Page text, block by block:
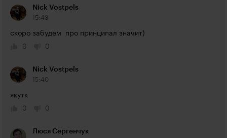
Nick Vostpels
15:43
скоро забудем  про принципал значит)
0
0
Nick Vostpels
15:40
якутк
0
0
Люся Сергенчук